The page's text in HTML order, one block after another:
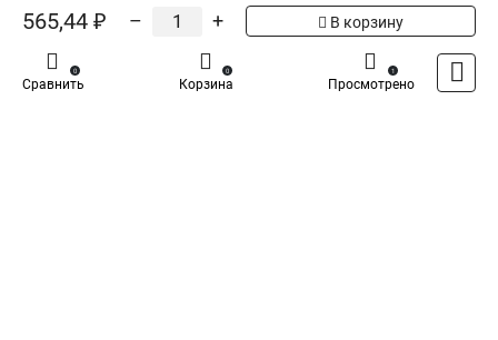
Написать отзыв
Официальный поставщик компанииLezard
России
565,44 ₽ – + В корзину
Сравнить
0
Корзина
0
Просмотрено
1